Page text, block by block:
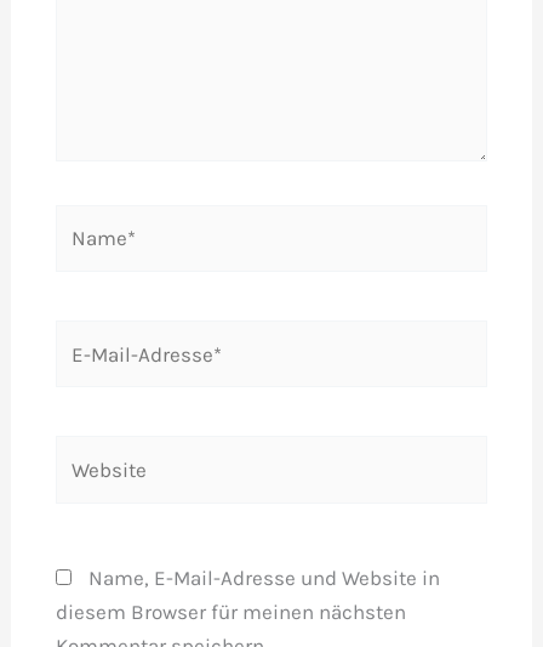
Mail-
Name, E-Mail-Adresse und Website in
diesem Browser für meinen nächsten